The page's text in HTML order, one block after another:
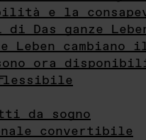
e la
Das ganze
Leben cambiano
ora disponibili
flessibile
da sogno
convertibile